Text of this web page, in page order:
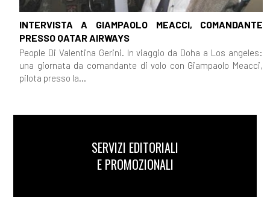
INTERVISTA A GIAMPAOLO MEACCI, COMANDANTE
PRESSO QATAR AIRWAYS
People Di Valentina Gerini. In viaggio da Doha a Los angeles:
una giornata da comandante di volo con Giampaolo Meacci,
pilota presso la...
SERVIZI EDITORIALI
E PROMOZIONALI